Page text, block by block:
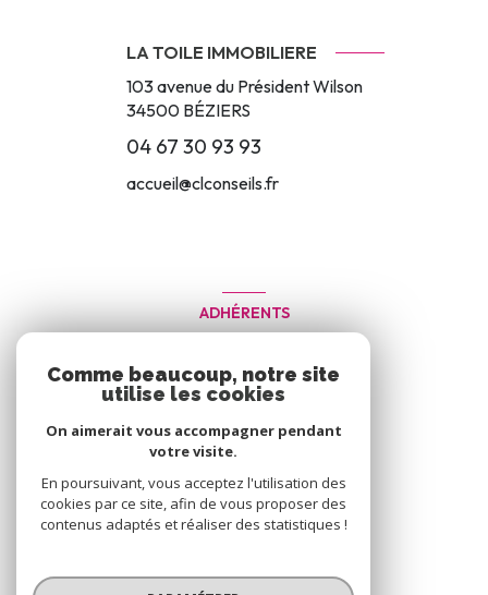
LA TOILE IMMOBILIERE
103 avenue du Président Wilson
34500 BÉZIERS
04 67 30 93 93
accueil@clconseils.fr
ADHÉRENTS
© 2026 | Tous droits réservés
Comme beaucoup, notre site
utilise les cookies
On aimerait vous accompagner pendant
votre visite.
En poursuivant, vous acceptez l'utilisation des
cookies par ce site, afin de vous proposer des
contenus adaptés et réaliser des statistiques !